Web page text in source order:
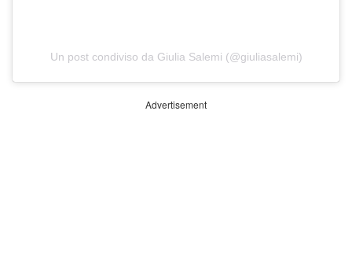
Un post condiviso da Giulia Salemi (@giuliasalemi)
Advertisement